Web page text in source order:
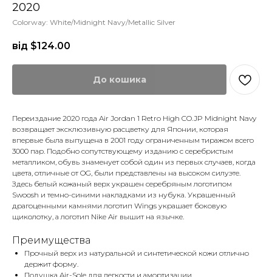
2020
Colorway: White/Midnight Navy/Metallic Silver
від $124.00
До кошика
Переиздание 2020 года Air Jordan 1 Retro High CO.JP Midnight Navy
возвращает эксклюзивную расцветку для Японии, которая
впервые была выпущена в 2001 году ограниченным тиражом всего
3000 пар. Подобно сопутствующему изданию с серебристым
металликом, обувь знаменует собой один из первых случаев, когда
цвета, отличные от OG, были представлены на высоком силуэте.
Здесь белый кожаный верх украшен серебряным логотипом
Swoosh и темно-синими накладками из нубука. Украшенный
драгоценными камнями логотип Wings украшает боковую
щиколотку, а логотип Nike Air вышит на язычке.
Преимущества
Прочный верх из натуральной и синтетической кожи отлично
держит форму.
Подушка Air-Sole для легкости и амортизации.